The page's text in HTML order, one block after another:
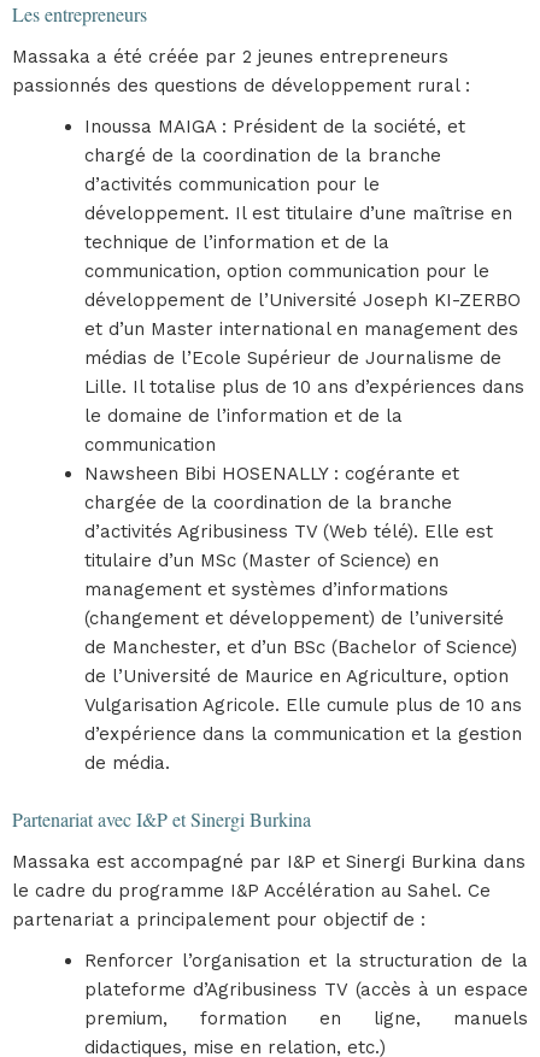
Les entrepreneurs
Massaka a été créée par 2 jeunes entrepreneurs
passionnés des questions de développement rural :
Inoussa MAIGA : Président de la société, et
chargé de la coordination de la branche
d’activités communication pour le
développement. Il est titulaire d’une maîtrise en
technique de l’information et de la
communication, option communication pour le
développement de l’Université Joseph KI-ZERBO
et d’un Master international en management des
médias de l’Ecole Supérieur de Journalisme de
Lille. Il totalise plus de 10 ans d’expériences dans
le domaine de l’information et de la
communication
Nawsheen Bibi HOSENALLY : cogérante et
chargée de la coordination de la branche
d’activités Agribusiness TV (Web télé). Elle est
titulaire d’un MSc (Master of Science) en
management et systèmes d’informations
(changement et développement) de l’université
de Manchester, et d’un BSc (Bachelor of Science)
de l’Université de Maurice en Agriculture, option
Vulgarisation Agricole. Elle cumule plus de 10 ans
d’expérience dans la communication et la gestion
de média.
Partenariat avec I&P et Sinergi Burkina
Massaka est accompagné par I&P et Sinergi Burkina dans
le cadre du programme I&P Accélération au Sahel. Ce
partenariat a principalement pour objectif de :
Renforcer l’organisation et la structuration de la
plateforme d’Agribusiness TV (accès à un espace
premium, formation en ligne, manuels
didactiques, mise en relation, etc.)